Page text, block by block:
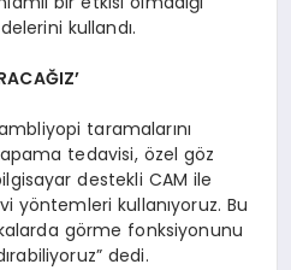
kullandı.
taramalarını
tedavisi, özel göz
destekli CAM ile
yöntemleri kullanıyoruz. Bu
görme fonksiyonunu
dedi.